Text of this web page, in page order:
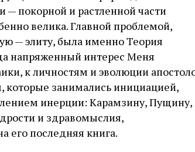
— покорной и растленной части
велика. Главной проблемой,
— элиту, была именно Теория
напряженный интерес Меня
к личностям и эволюции
занимались инициацией,
инерции: Карамзину, Пущину,
и здравомыслия,
его последняя книга.